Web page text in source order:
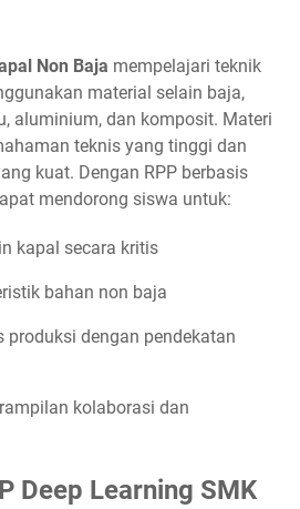
Non Baja mempelajari teknik
material selain baja,
aluminium, dan komposit. Materi
teknis yang tinggi dan
kuat. Dengan RPP berbasis
mendorong siswa untuk:
kapal secara kritis
bahan non baja
produksi dengan pendekatan
kolaborasi dan
Deep Learning SMK